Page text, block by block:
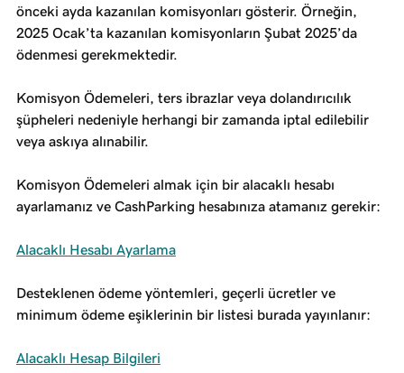
önceki ayda kazanılan komisyonları gösterir. Örneğin,
2025 Ocak’ta kazanılan komisyonların Şubat 2025’da
ödenmesi gerekmektedir.
Komisyon Ödemeleri, ters ibrazlar veya dolandırıcılık
şüpheleri nedeniyle herhangi bir zamanda iptal edilebilir
veya askıya alınabilir.
Komisyon Ödemeleri almak için bir alacaklı hesabı
ayarlamanız ve CashParking hesabınıza atamanız gerekir:
Alacaklı Hesabı Ayarlama
Desteklenen ödeme yöntemleri, geçerli ücretler ve
minimum ödeme eşiklerinin bir listesi burada yayınlanır:
Alacaklı Hesap Bilgileri